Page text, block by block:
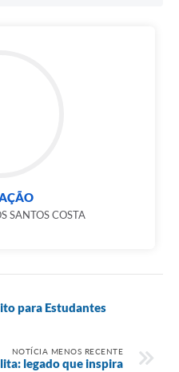
SANTOS COSTA
para Estudantes
NOTÍCIA MENOS RECENTE
legado que inspira